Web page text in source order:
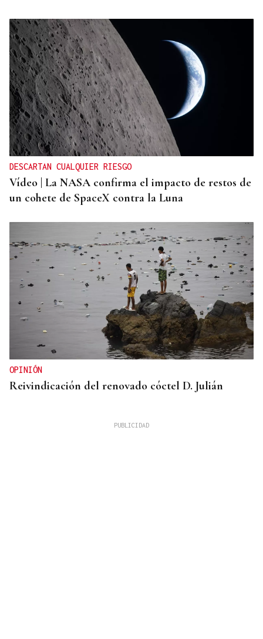
DESCARTAN CUALQUIER RIESGO
Vídeo | La NASA confirma el impacto de restos de
un cohete de SpaceX contra la Luna
OPINIÓN
Reivindicación del renovado cóctel D. Julián